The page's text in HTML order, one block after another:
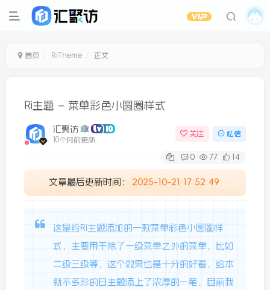
首页 RiTheme 正文
Ri主题 – 菜单彩色小圆圈样式
汇聚访
10个月前更新
关注 私信
0 77 14
文章最后更新时间： 2025-10-21 17:52:49
这是给Ri主题添加的一款菜单彩色小圆圈样
式，主要用于除了一级菜单之外的菜单，比如
二级三级等，这个效果也是十分的好看，给本
就不多彩的日主题添上了浓厚的一笔，目前我